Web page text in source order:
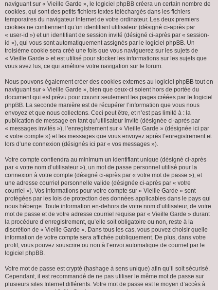
naviguant sur « Vieille Garde », le logiciel phpBB créera un certain nombre de
cookies, qui sont des petits fichiers textes téléchargés dans les fichiers
temporaires du navigateur Internet de votre ordinateur. Les deux premiers
cookies ne contiennent qu’un identifiant utilisateur (désigné ci-après par
« user-id ») et un identifiant de session invité (désigné ci-après par « session-
id »), qui vous sont automatiquement assignés par le logiciel phpBB. Un
troisième cookie sera créé une fois que vous naviguerez sur les sujets de
« Vieille Garde » et est utilisé pour stocker les informations sur les sujets que
vous avez lus, ce qui améliore votre navigation sur le forum.
Nous pouvons également créer des cookies externes au logiciel phpBB tout en
naviguant sur « Vieille Garde », bien que ceux-ci soient hors de portée du
document qui est prévu pour couvrir seulement les pages créées par le logiciel
phpBB. La seconde manière est de récupérer l’information que vous nous
envoyez et que nous collectons. Ceci peut être, et n’est pas limité à : la
publication de message en tant qu’utilisateur invité (désignée ci-après par
« messages invités »), l’enregistrement sur « Vieille Garde » (désignée ici par
« votre compte ») et les messages que vous envoyez après l’enregistrement et
lors d’une connexion (désignés ici par « vos messages »).
Votre compte contiendra au minimum un identifiant unique (désigné ci-après
par « votre nom d’utilisateur »), un mot de passe personnel utilisé pour la
connexion à votre compte (désigné ci-après par « votre mot de passe »), et
une adresse courriel personnelle valide (désignée ci-après par « votre
courriel »). Vos informations pour votre compte sur « Vieille Garde » sont
protégées par les lois de protection des données applicables dans le pays qui
nous héberge. Toute information en-dehors de votre nom d’utilisateur, de votre
mot de passe et de votre adresse courriel requise par « Vieille Garde » durant
la procédure d’enregistrement, qu’elle soit obligatoire ou non, reste à la
discrétion de « Vieille Garde ». Dans tous les cas, vous pouvez choisir quelle
information de votre compte sera affichée publiquement. De plus, dans votre
profil, vous pouvez souscrire ou non à l’envoi automatique de courriel par le
logiciel phpBB.
Votre mot de passe est crypté (hashage à sens unique) afin qu’il soit sécurisé.
Cependant, il est recommandé de ne pas utiliser le même mot de passe sur
plusieurs sites Internet différents. Votre mot de passe est le moyen d’accès à